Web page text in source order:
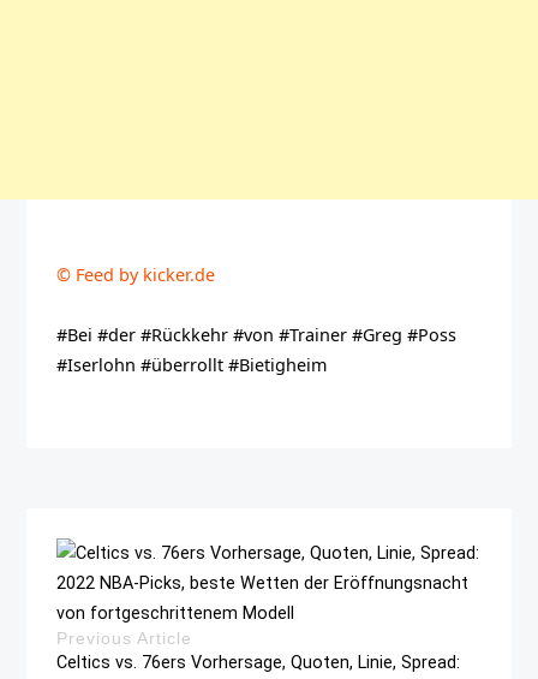
© Feed by kicker.de
#Bei #der #Rückkehr #von #Trainer #Greg #Poss
#Iserlohn #überrollt #Bietigheim
Previous Article
Celtics vs. 76ers Vorhersage, Quoten, Linie, Spread: